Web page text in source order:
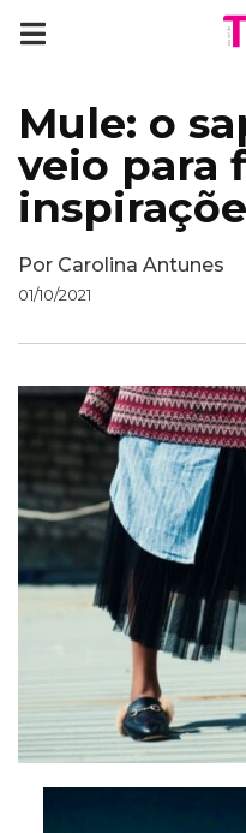
Mule: o
veio para
Por Carolina Antunes
01/10/2021